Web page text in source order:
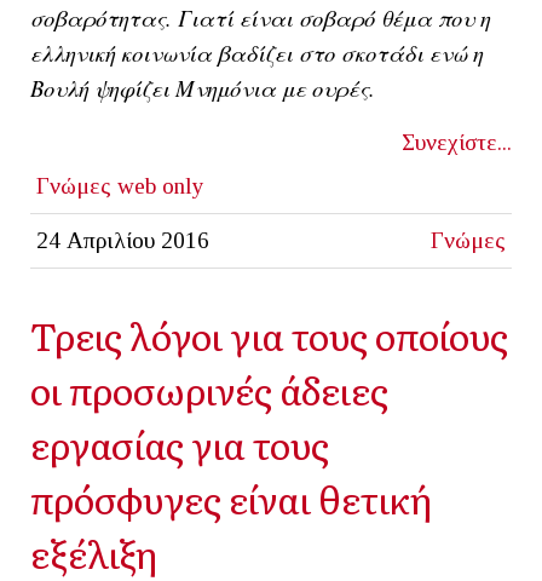
σοβαρότητας. Γιατί είναι σοβαρό θέμα που η
ελληνική κοινωνία βαδίζει στο σκοτάδι ενώ η
Βουλή ψηφίζει Μνημόνια με ουρές.
Συνεχίστε...
Γνώμες web only
24 Απριλίου 2016 Γνώμες
Τρεις λόγοι για τους οποίους
οι προσωρινές άδειες
εργασίας για τους
πρόσφυγες είναι θετική
εξέλιξη